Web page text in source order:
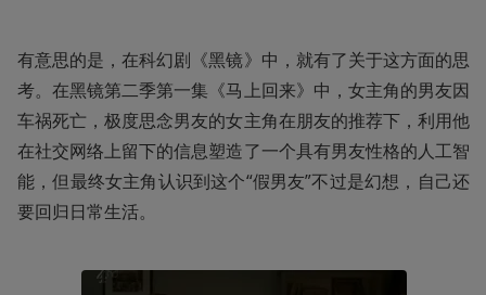
有意思的是，在科幻剧《黑镜》中，就有了关于这方面的思
考。在黑镜第二季第一集《马上回来》中，女主角的男友因
车祸死亡，极度思念男友的女主角在朋友的推荐下，利用他
在社交网络上留下的信息塑造了一个具有男友性格的人工智
能，但最终女主角认识到这个“假男友”不过是幻想，自己还
要回归日常生活。